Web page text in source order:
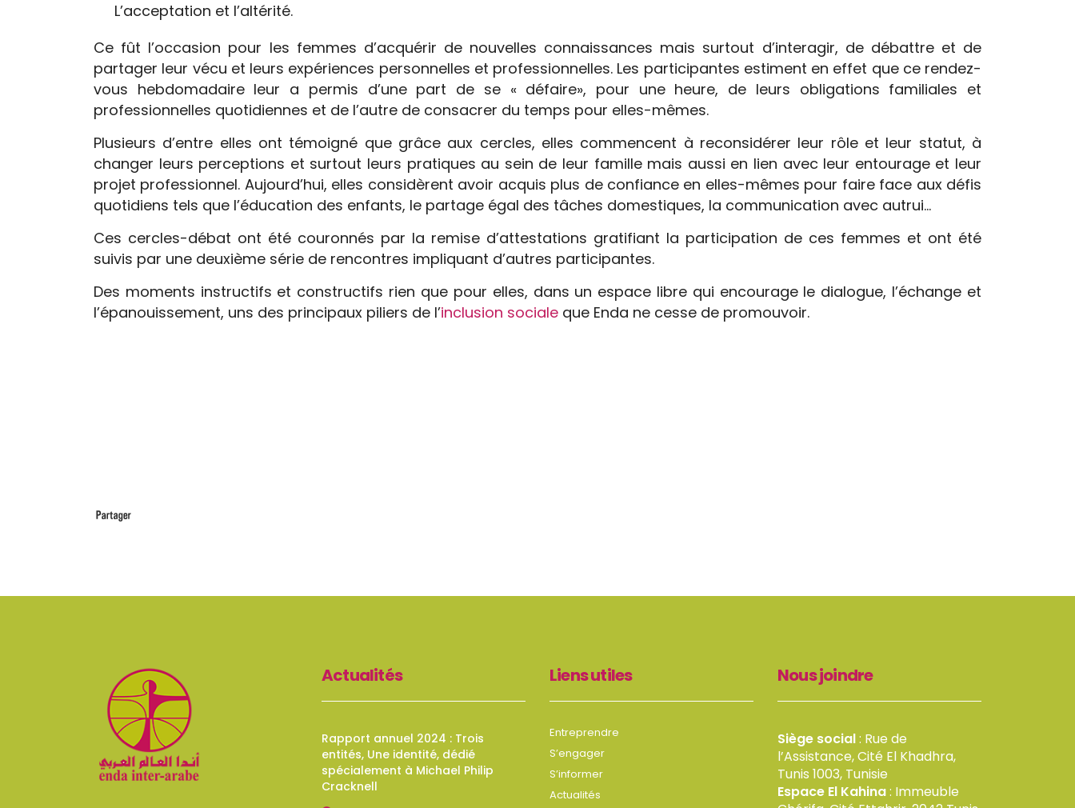
L’acceptation et l’altérité.
Ce fût l’occasion pour les femmes d’acquérir de nouvelles connaissances mais surtout d’interagir, de débattre et de
partager leur vécu et leurs expériences personnelles et professionnelles. Les participantes estiment en effet que ce rendez-
vous hebdomadaire leur a permis d’une part de se « défaire», pour une heure, de leurs obligations familiales et
professionnelles quotidiennes et de l’autre de consacrer du temps pour elles-mêmes.
Plusieurs d’entre elles ont témoigné que grâce aux cercles, elles commencent à reconsidérer leur rôle et leur statut, à
changer leurs perceptions et surtout leurs pratiques au sein de leur famille mais aussi en lien avec leur entourage et leur
projet professionnel. Aujourd’hui, elles considèrent avoir acquis plus de confiance en elles-mêmes pour faire face aux défis
quotidiens tels que l’éducation des enfants, le partage égal des tâches domestiques, la communication avec autrui…
Ces cercles-débat ont été couronnés par la remise d’attestations gratifiant la participation de ces femmes et ont été
suivis par une deuxième série de rencontres impliquant d’autres participantes.
Des moments instructifs et constructifs rien que pour elles, dans un espace libre qui encourage le dialogue, l’échange et
l’épanouissement, uns des principaux piliers de l’inclusion sociale que Enda ne cesse de promouvoir.
Actualités
Rapport annuel 2024 : Trois
entités, Une identité, dédié
spécialement à Michael Philip
Cracknell
Liens utiles
Entreprendre
S’engager
S’informer
Actualités
Nous joindre
Siège social: Rue de
l’Assistance, Cité El Khadhra,
Tunis 1003, Tunisie
Espace El Kahina: Immeuble